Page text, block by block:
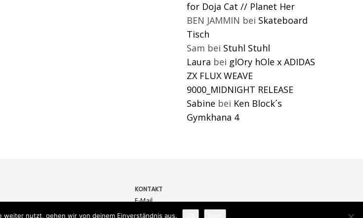
for Doja Cat // Planet Her
BEN JAMMIN bei Skateboard
Tisch
Sam bei Stuhl Stuhl
Laura bei glOry hOle x ADIDAS
ZX FLUX WEAVE
9000_MIDNIGHT RELEASE
Sabine bei Ken Block´s
Gymkhana 4
KONTAKT
E-Mail
weiter nutzt, gehen wir von deinem Einverständnis aus.